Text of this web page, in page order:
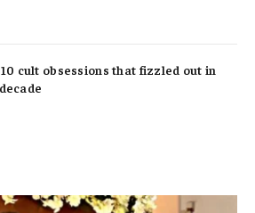
cult obsessions that fizzled out in